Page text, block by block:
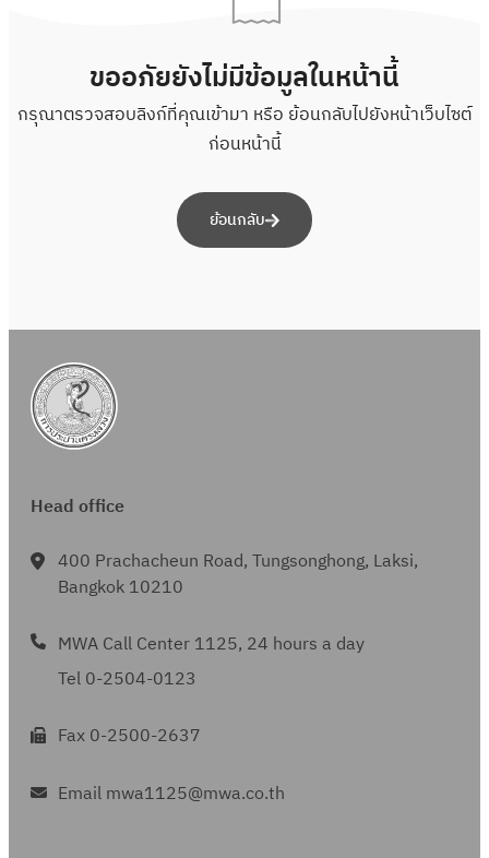
ขออภัยยังไม่มีข้อมูลในหน้านี้
กรุณาตรวจสอบลิงก์ที่คุณเข้ามา หรือ ย้อนกลับไปยังหน้าเว็บไซต์
ก่อนหน้านี้
ย้อนกลับ
Head office
400 Prachacheun Road, Tungsonghong, Laksi,
Bangkok 10210
MWA Call Center 1125, 24 hours a day
Tel 0-2504-0123
Fax 0-2500-2637
Email mwa1125@mwa.co.th